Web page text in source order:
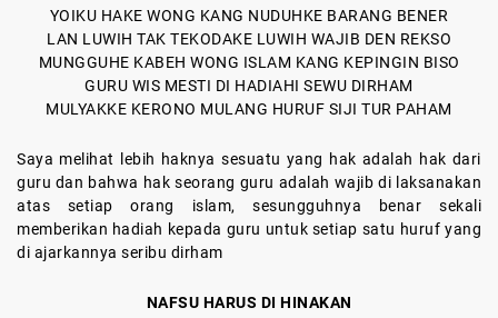
YOIKU HAKE WONG KANG NUDUHKE BARANG BENER
LAN LUWIH TAK TEKODAKE LUWIH WAJIB DEN REKSO
MUNGGUHE KABEH WONG ISLAM KANG KEPINGIN BISO
GURU WIS MESTI DI HADIAHI SEWU DIRHAM
MULYAKKE KERONO MULANG HURUF SIJI TUR PAHAM
Saya melihat lebih haknya sesuatu yang hak adalah hak dari
guru dan bahwa hak seorang guru adalah wajib di laksanakan
atas setiap orang islam, sesungguhnya benar sekali
memberikan hadiah kepada guru untuk setiap satu huruf yang
di ajarkannya seribu dirham
NAFSU HARUS DI HINAKAN